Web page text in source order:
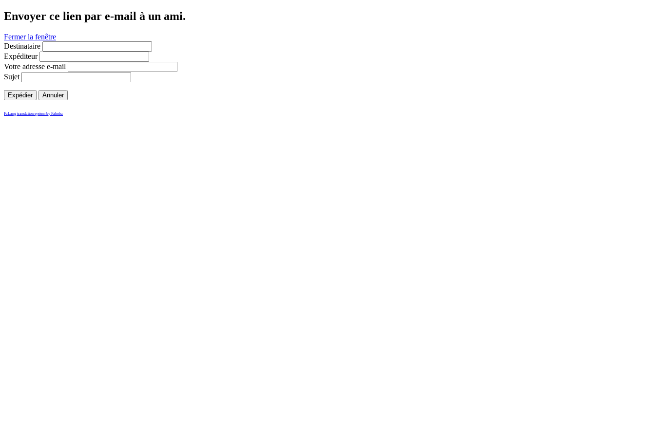
Envoyer ce lien par e-mail à un ami.
Fermer la fenêtre
Destinataire
Expéditeur
Votre adresse e-mail
Sujet
Expédier Annuler
FaLang translation system by Faboba